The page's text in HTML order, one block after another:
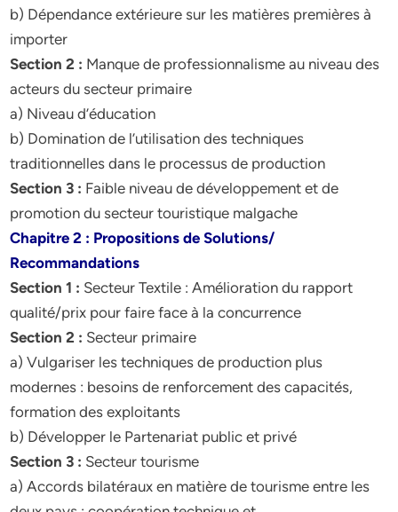
b) Dépendance extérieure sur les matières premières à
importer
Section 2 : Manque de professionnalisme au niveau des
acteurs du secteur primaire
a) Niveau d’éducation
b) Domination de l’utilisation des techniques
traditionnelles dans le processus de production
Section 3 : Faible niveau de développement et de
promotion du secteur touristique malgache
Chapitre 2 : Propositions de Solutions/
Recommandations
Section 1 : Secteur Textile : Amélioration du rapport
qualité/prix pour faire face à la concurrence
Section 2 : Secteur primaire
a) Vulgariser les techniques de production plus
modernes : besoins de renforcement des capacités,
formation des exploitants
b) Développer le Partenariat public et privé
Section 3 : Secteur tourisme
a) Accords bilatéraux en matière de tourisme entre les